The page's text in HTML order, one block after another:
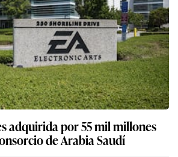
adquirida por 55 mil millones
de Arabia Saudí